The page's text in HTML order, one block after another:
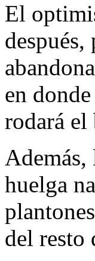
El
en
rodará el
huelga
del resto